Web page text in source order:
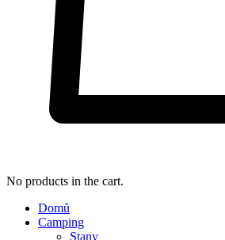
No products in the cart.
Domů
Camping
Stany